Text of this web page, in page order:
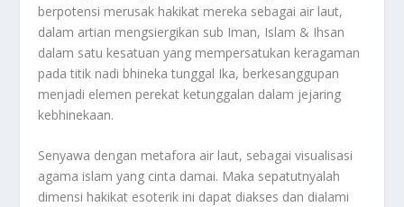
berpotensi merusak hakikat mereka sebagai air laut,
dalam artian mengsiergikan sub Iman, Islam & Ihsan
dalam satu kesatuan yang mempersatukan keragaman
pada titik nadi bhineka tunggal Ika, berkesanggupan
menjadi elemen perekat ketunggalan dalam jejaring
kebhinekaan.
Senyawa dengan metafora air laut, sebagai visualisasi
agama islam yang cinta damai. Maka sepatutnyalah
dimensi hakikat esoterik ini dapat diakses dan dialami